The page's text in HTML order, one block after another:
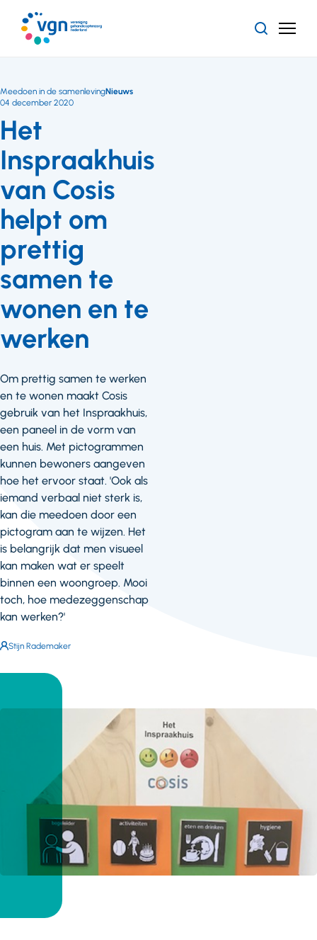
naar
hoofdinhoud
ZoekenMenu
Het
Inspraakhuis
van Cosis
helpt om
prettig
samen te
wonen en te
werken
Meedoen in de samenlevingNieuws
04 december 2020
Om prettig samen te werken
en te wonen maakt Cosis
gebruik van het Inspraakhuis,
een paneel in de vorm van
een huis. Met pictogrammen
kunnen bewoners aangeven
hoe het ervoor staat. 'Ook als
iemand verbaal niet sterk is,
kan die meedoen door een
pictogram aan te wijzen. Het
is belangrijk dat men visueel
kan maken wat er speelt
binnen een woongroep. Mooi
toch, hoe medezeggenschap
kan werken?'
Auteur:
Stijn Rademaker